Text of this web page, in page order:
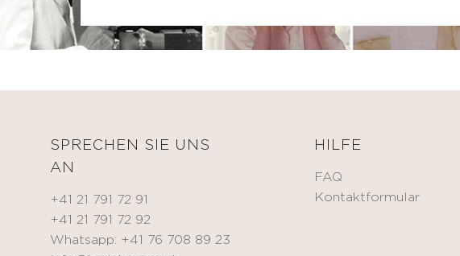
Comfort
cream
Sonnenschutz
Getönte
feuchtigkeitsspendende
Make-
KITS
Pinsel
Tuch
Andere
MEDIZINICHE
VORRICHTUNG
KÖRPERPFLEGE
SPRECHEN SIE UNS
AN
+41 21 791 72 91
+41 21 791 72 92
Whatsapp: +41 76 708 89 23
HILFE
FAQ
Kontaktformular